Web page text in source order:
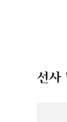
선사